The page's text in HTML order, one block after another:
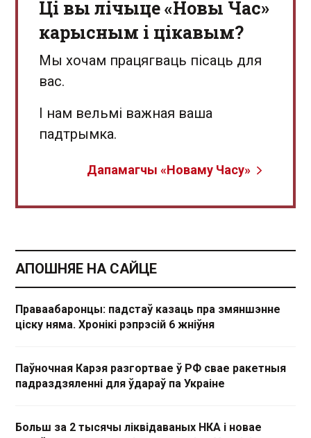
Ці вы лічыце «Новы Час»
карысным і цікавым?
Мы хочам працягваць пісаць для
вас.
І нам вельмі важная ваша
падтрымка.
Дапамагчы «Новаму Часу»
АПОШНЯЕ НА САЙЦЕ
Праваабаронцы: падстаў казаць пра змяншэнне
ціску няма. Хронікі рэпрэсій 6 жніўня
Паўночная Карэя разгортвае ў РФ свае ракетныя
падраздзяленні для ўдараў па Украіне
Больш за 2 тысячы ліквідаваных НКА і новае